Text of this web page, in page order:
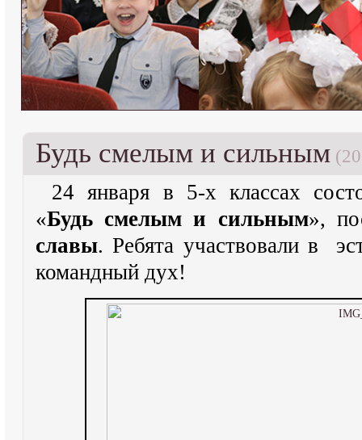
Будь смелым и сильным
24 января в 5-х классах
«Будь смелым и сильным»,
славы. Ребята участвовали в
командный дух!